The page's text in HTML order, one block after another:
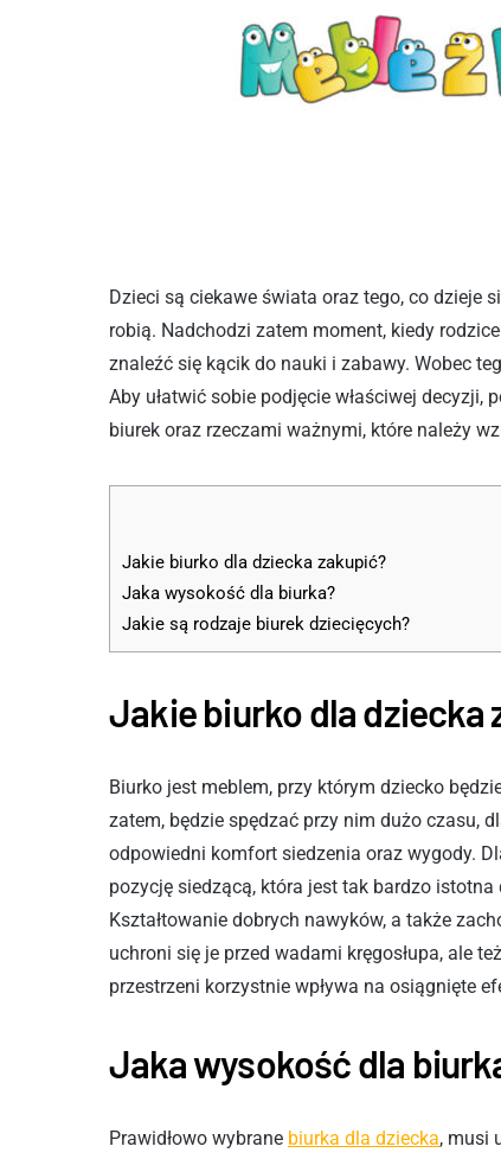
Dzieci są ciekawe świata oraz tego, co dzieje
robią. Nadchodzi zatem moment, kiedy
znaleźć się kącik do nauki i zabawy. Wobec
Aby ułatwić sobie podjęcie właściwej
biurek oraz rzeczami ważnymi, które należy
Jakie biurko dla dziecka zakupić?
Jaka wysokość dla biurka?
Jakie są rodzaje biurek dziecięcych?
Jakie biurko dla dziecka
Biurko jest meblem, przy którym dziecko
zatem, będzie spędzać przy nim dużo czasu,
odpowiedni komfort siedzenia oraz wygody.
pozycję siedzącą, która jest tak bardzo
Kształtowanie dobrych nawyków, a także
uchroni się je przed wadami kręgosłupa, ale
przestrzeni korzystnie wpływa na osiągnięte
Jaka wysokość dla
Prawidłowo wybrane biurka dla dziecka, musi